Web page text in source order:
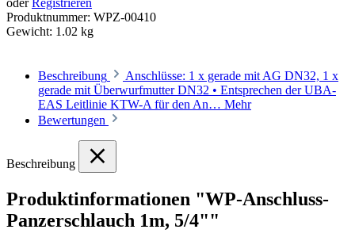
Produktnummer: WPZ-00410
Gewicht: 1.02 kg
Beschreibung
Anschlüsse: 1 x gerade mit AG DN32, 1 x
gerade mit Überwurfmutter DN32 • Entsprechen der UBA-
EAS Leitlinie KTW-A für den An… Mehr
Bewertungen
Beschreibung
Produktinformationen "WP-Anschluss-
Panzerschlauch 1m, 5/4""